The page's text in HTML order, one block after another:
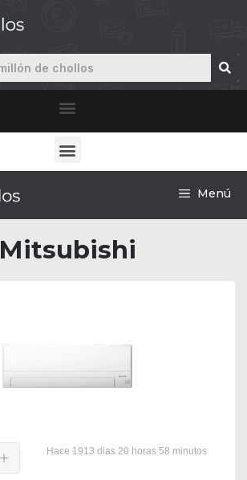
Menú
Mitsubishi
Hace 1913 dias 20 horas 58 minutos